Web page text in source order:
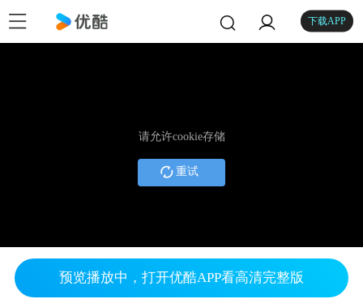
下载APP
请允许cookie存储
重试
预览播放中，打开优酷APP看高清完整版